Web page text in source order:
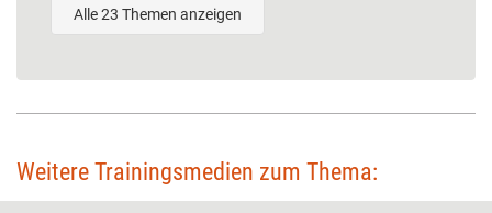
Alle 23 Themen anzeigen
Weitere Trainingsmedien zum Thema: